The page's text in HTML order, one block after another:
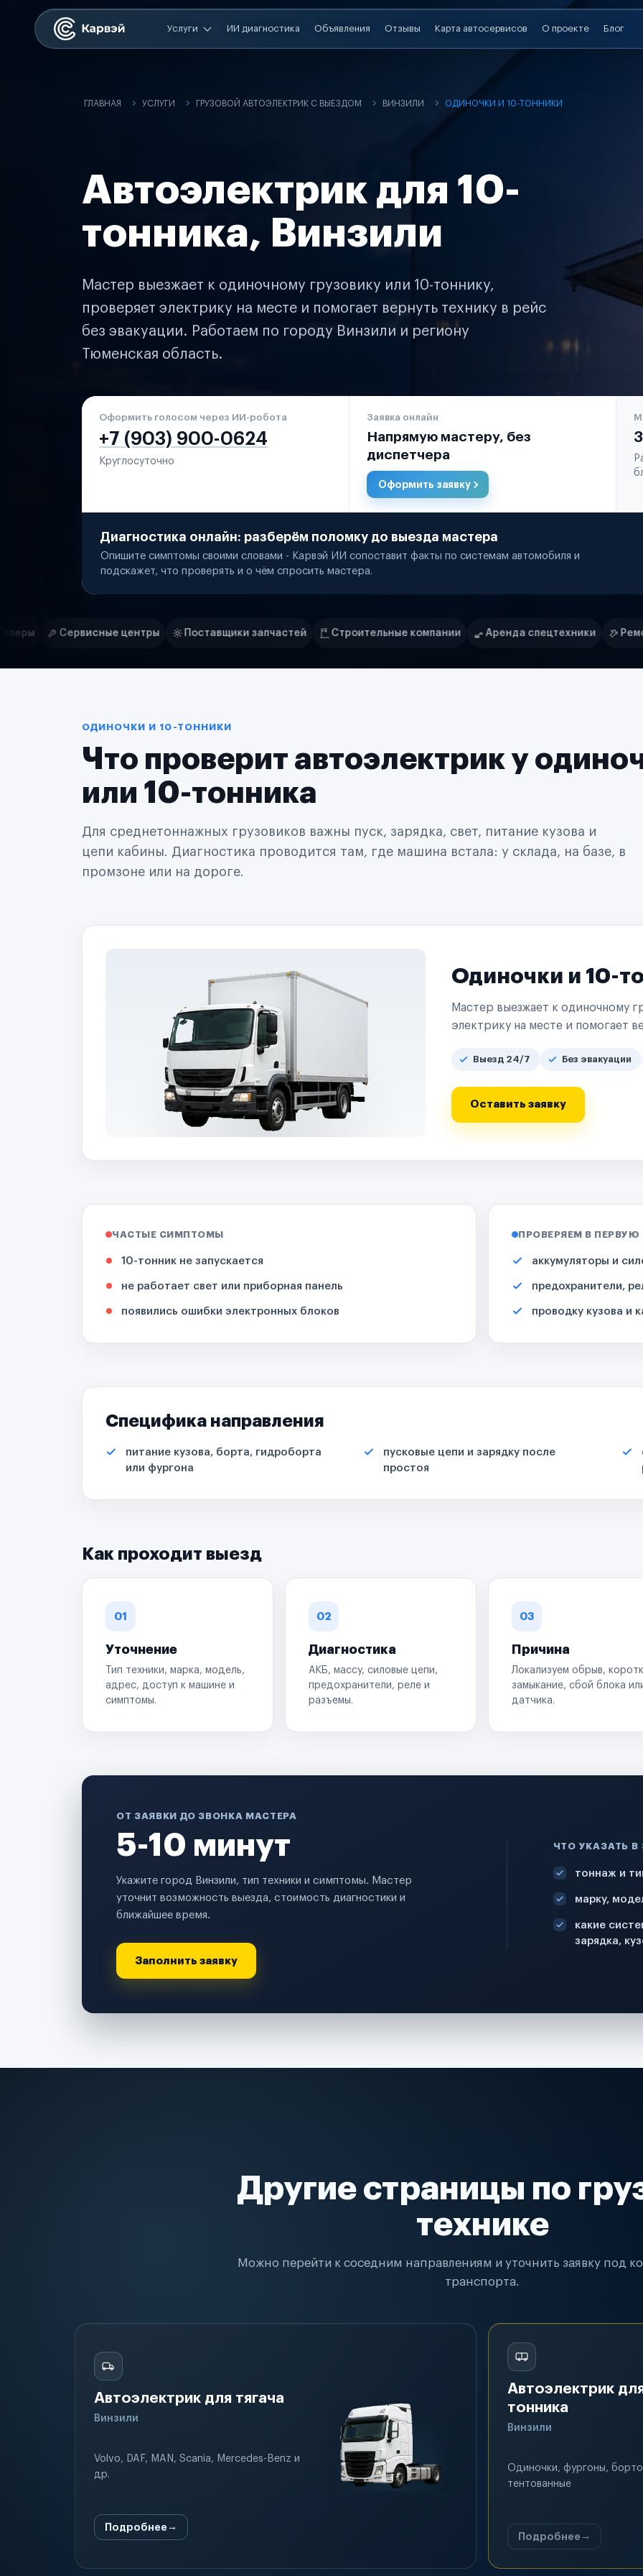
Услуги ИИ диагностика Объявления Отзывы Карта автосервисов О проекте Блог
ГЛАВНАЯ УСЛУГИ ГРУЗОВОЙ АВТОЭЛЕКТРИК С ВЫЕЗДОМ ВИНЗИЛИ ОДИНОЧКИ И 10-ТОННИКИ
Автоэлектрик для 10-
тонника, Винзили
Мастер выезжает к одиночному грузовику или 10-тоннику,
проверяет электрику на месте и помогает вернуть технику в рейс
без эвакуации. Работаем по городу Винзили и региону
Тюменская область.
Оформить голосом через ИИ-робота
+7 (903) 900-0624
Круглосуточно
Заявка онлайн
Напрямую мастеру, без
диспетчера
Оформить заявку
Диагностика онлайн: разберём поломку до выезда мастера
Опишите симптомы своими словами - Карвэй ИИ сопоставит факты по системам автомобиля и
подскажет, что проверять и о чём спросить мастера.
Нам доверяют
центры Поставщики запчастей Строительные компании Аренда спецтехники Ремонт спецтехники
Маркетплейсы
Логистические компании
Поставщики запчастей
Строительные компании
Ремонт спецтехники
Управляющие компании
Страховые компании
B2B-дистрибьюторы
ОДИНОЧКИ И 10-ТОННИКИ
Что проверит автоэлектрик у
или 10-тонника
Для среднетоннажных грузовиков важны пуск, зарядка, свет, питание кузова и
цепи кабины. Диагностика проводится там, где машина встала: у склада, на базе, в
промзоне или на дороге.
Одиночки и 10-
Мастер выезжает к одиночному
электрику на месте и помогает
Выезд 24/7 Без эвакуации
Оставить заявку
ЧАСТЫЕ СИМПТОМЫ
10-тонник не запускается
не работает свет или приборная панель
появились ошибки электронных блоков
ПРОВЕРЯЕМ В ПЕРВУЮ
аккумуляторы и
предохранители,
проводку кузова и
Специфика направления
питание кузова, борта, гидроборта
или фургона
пусковые цепи и зарядку после
простоя
Как проходит выезд
01
Уточнение
Тип техники, марка, модель,
адрес, доступ к машине и
симптомы.
02
Диагностика
АКБ, массу, силовые цепи,
предохранители, реле и
разъемы.
03
Причина
Локализуем обрыв,
замыкание, сбой блока
датчика.
ОТ ЗАЯВКИ ДО ЗВОНКА МАСТЕРА
5-10 минут
Укажите город Винзили, тип техники и симптомы. Мастер
уточнит возможность выезда, стоимость диагностики и
ближайшее время.
Заполнить заявку
ЧТО УКАЗАТЬ В
тоннаж и
марку,
какие
зарядка,
Другие страницы по
технике
Можно перейти к соседним направлениям и уточнить заявку под
транспорта.
Автоэлектрик для тягача
Винзили
Volvo, DAF, MAN, Scania, Mercedes-Benz и
др.
Подробнее
Автоэлектрик
тонника
Винзили
Одиночки, фургоны,
тентованные
Подробнее